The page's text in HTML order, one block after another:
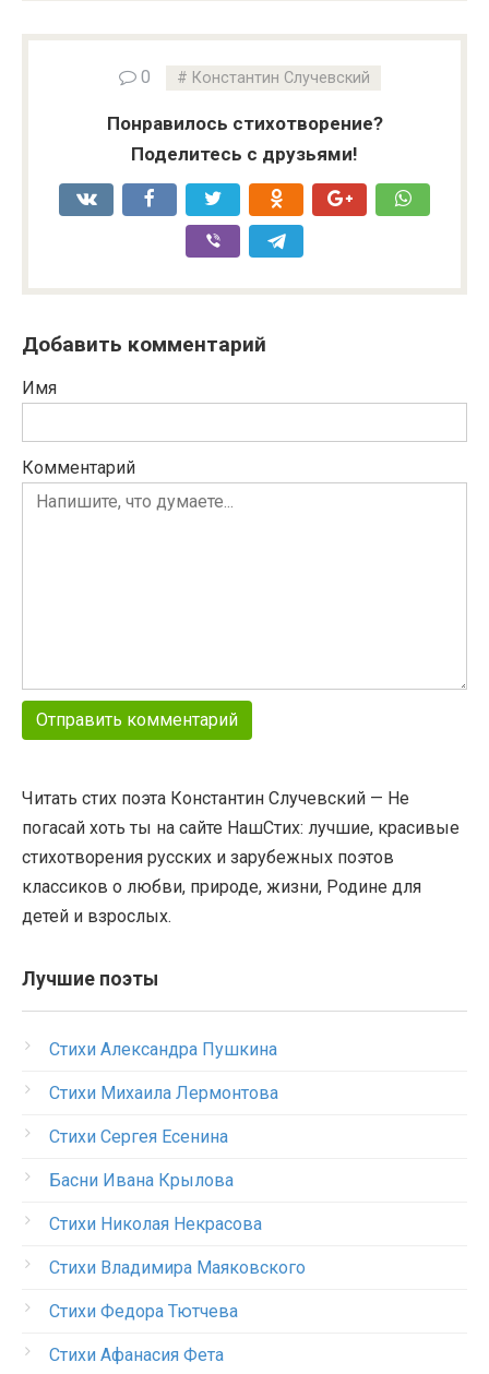
0 Константин Случевский
Понравилось стихотворение?
Поделитесь с друзьями!
Добавить комментарий
Имя
Комментарий
Читать стих поэта Константин Случевский — Не
погасай хоть ты на сайте НашСтих: лучшие, красивые
стихотворения русских и зарубежных поэтов
классиков о любви, природе, жизни, Родине для
детей и взрослых.
Лучшие поэты
Стихи Александра Пушкина
Стихи Михаила Лермонтова
Стихи Сергея Есенина
Басни Ивана Крылова
Стихи Николая Некрасова
Стихи Владимира Маяковского
Стихи Федора Тютчева
Стихи Афанасия Фета